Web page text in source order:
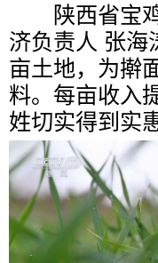
陕西省宝
济负责人 张海
亩土地，为擀
料。每亩收入
姓切实得到实惠